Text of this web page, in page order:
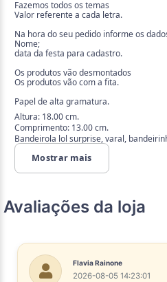
Fazemos todos os temas
Valor referente a cada letra.
Na hora do seu pedido informe os
Nome;
data da festa para cadastro.
Os produtos vão desmontados
Os produtos vão com a fita.
Papel de alta gramatura.
Altura: 18.00 cm.
Comprimento: 13.00 cm.
Bandeirola lol surprise, varal,
Mostrar mais
Avaliações da loja
Flavia Rainone
2026-08-05 14:23:01